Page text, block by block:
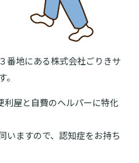
番地にある株式会社ごりきサ
屋と自費のヘルパーに特化
いますので、認知症をお持ち